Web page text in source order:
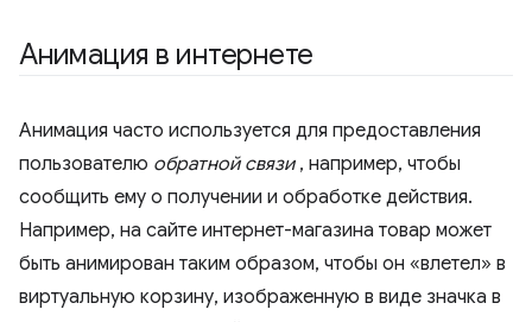
Анимация в интернете
Анимация часто используется для предоставления
пользователю обратной связи, например, чтобы
сообщить ему о получении и обработке действия.
Например, на сайте интернет-магазина товар может
быть анимирован таким образом, чтобы он «влетел» в
виртуальную корзину, изображенную в виде значка в